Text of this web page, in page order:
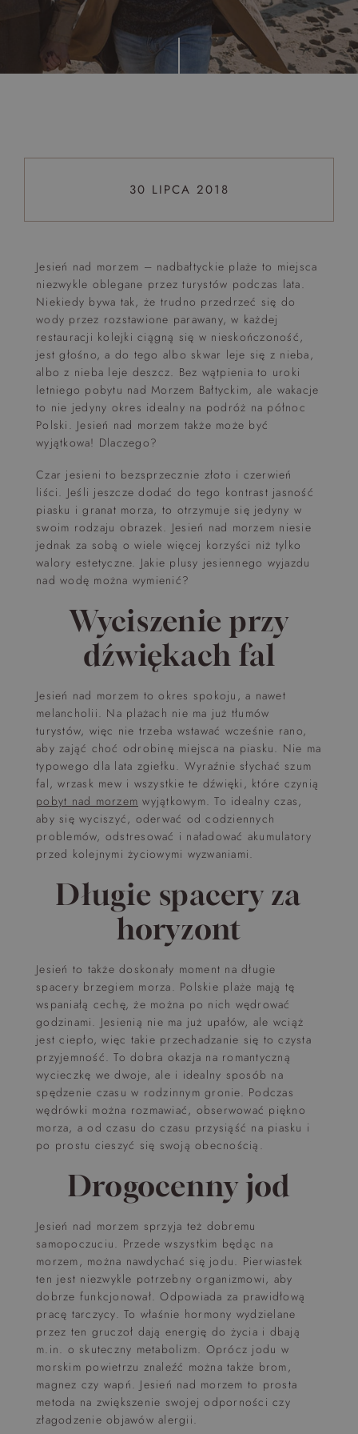
Top 5 bestsellers
WAKACJE nad morzem - Wyspa Skarbów - Pełne
atrakcji Lato 2026
30 LIPCA 2018
Jesień nad morzem – nadbałtyckie plaże to miejsca
niezwykle oblegane przez turystów podczas lata.
Niekiedy bywa tak, że trudno przedrzeć się do
wody przez rozstawione parawany, w każdej
restauracji kolejki ciągną się w nieskończoność,
jest głośno, a do tego albo skwar leje się z nieba,
albo z nieba leje deszcz. Bez wątpienia to uroki
letniego pobytu nad Morzem Bałtyckim, ale wakacje
to nie jedyny okres idealny na podróż na północ
Polski. Jesień nad morzem także może być
wyjątkowa! Dlaczego?
Czar jesieni to bezsprzecznie złoto i czerwień
liści. Jeśli jeszcze dodać do tego kontrast jasność
piasku i granat morza, to otrzymuje się jedyny w
swoim rodzaju obrazek. Jesień nad morzem niesie
jednak za sobą o wiele więcej korzyści niż tylko
walory estetyczne. Jakie plusy jesiennego wyjazdu
nad wodę można wymienić?
Wyciszenie przy
dźwiękach fal
Jesień nad morzem to okres spokoju, a nawet
melancholii. Na plażach nie ma już tłumów
turystów, więc nie trzeba wstawać wcześnie rano,
aby zająć choć odrobinę miejsca na piasku. Nie ma
typowego dla lata zgiełku. Wyraźnie słychać szum
fal, wrzask mew i wszystkie te dźwięki, które czynią
pobyt nad morzem wyjątkowym. To idealny czas,
aby się wyciszyć, oderwać od codziennych
problemów, odstresować i naładować akumulatory
przed kolejnymi życiowymi wyzwaniami.
Długie spacery za
horyzont
Jesień to także doskonały moment na długie
spacery brzegiem morza. Polskie plaże mają tę
wspaniałą cechę, że można po nich wędrować
godzinami. Jesienią nie ma już upałów, ale wciąż
jest ciepło, więc takie przechadzanie się to czysta
przyjemność. To dobra okazja na romantyczną
wycieczkę we dwoje, ale i idealny sposób na
spędzenie czasu w rodzinnym gronie. Podczas
wędrówki można rozmawiać, obserwować piękno
morza, a od czasu do czasu przysiąść na piasku i
po prostu cieszyć się swoją obecnością.
Drogocenny jod
Jesień nad morzem sprzyja też dobremu
samopoczuciu. Przede wszystkim będąc na
morzem, można nawdychać się jodu. Pierwiastek
ten jest niezwykle potrzebny organizmowi, aby
dobrze funkcjonował. Odpowiada za prawidłową
pracę tarczycy. To właśnie hormony wydzielane
przez ten gruczoł dają energię do życia i dbają
m.in. o skuteczny metabolizm. Oprócz jodu w
morskim powietrzu znaleźć można także brom,
magnez czy wapń. Jesień nad morzem to prosta
metoda na zwiększenie swojej odporności czy
złagodzenie objawów alergii.